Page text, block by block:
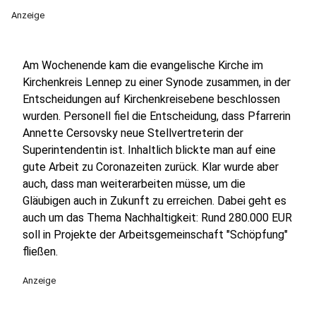
Anzeige
Am Wochenende kam die evangelische Kirche im
Kirchenkreis Lennep zu einer Synode zusammen, in der
Entscheidungen auf Kirchenkreisebene beschlossen
wurden. Personell fiel die Entscheidung, dass Pfarrerin
Annette Cersovsky neue Stellvertreterin der
Superintendentin ist. Inhaltlich blickte man auf eine
gute Arbeit zu Coronazeiten zurück. Klar wurde aber
auch, dass man weiterarbeiten müsse, um die
Gläubigen auch in Zukunft zu erreichen. Dabei geht es
auch um das Thema Nachhaltigkeit: Rund 280.000 EUR
soll in Projekte der Arbeitsgemeinschaft "Schöpfung"
fließen.
Anzeige